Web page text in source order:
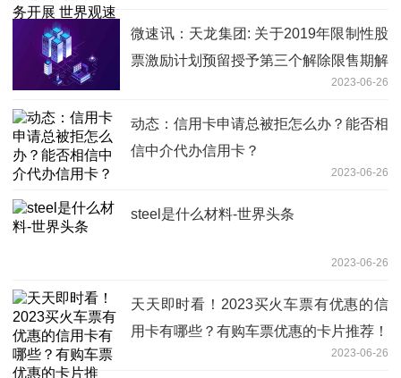
微速讯：天龙集团: 关于2019年限制性股
票激励计划预留授予第三个解除限售期解
2023-06-26
动态：信用卡申请总被拒怎么办？能否相
信中介代办信用卡？
2023-06-26
steel是什么材料-世界头条
2023-06-26
天天即时看！2023买火车票有优惠的信
用卡有哪些？有购车票优惠的卡片推荐！
2023-06-26